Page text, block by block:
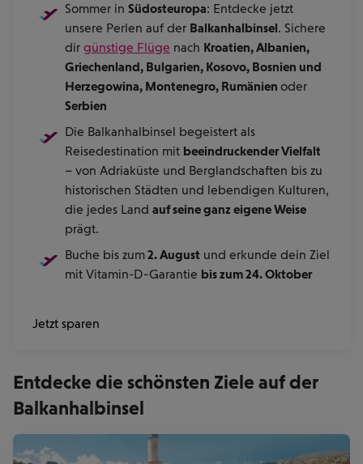
Sommer in Südosteuropa: Entdecke jetzt
unsere Perlen auf der Balkanhalbinsel. Sichere
dir günstige Flüge nach Kroatien, Albanien,
Griechenland, Bulgarien, Kosovo, Bosnien und
Herzegowina, Montenegro, Rumänien oder
Serbien
Die Balkanhalbinsel begeistert als
Reisedestination mit beeindruckender Vielfalt
– von Adriaküste und Berglandschaften bis zu
historischen Städten und lebendigen Kulturen,
die jedes Land auf seine ganz eigene Weise
prägt.
Buche bis zum2. August und erkunde dein Ziel
mit Vitamin-D-Garantie bis zum 24. Oktober
Jetzt sparen
Entdecke die schönsten Ziele auf der
Balkanhalbinsel